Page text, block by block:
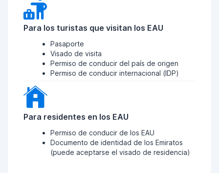
Para los turistas que visitan los EAU
Pasaporte
Visado de visita
Permiso de conducir del país de origen
Permiso de conducir internacional (IDP)
Para residentes en los EAU
Permiso de conducir de los EAU
Documento de identidad de los Emiratos
(puede aceptarse el visado de residencia)